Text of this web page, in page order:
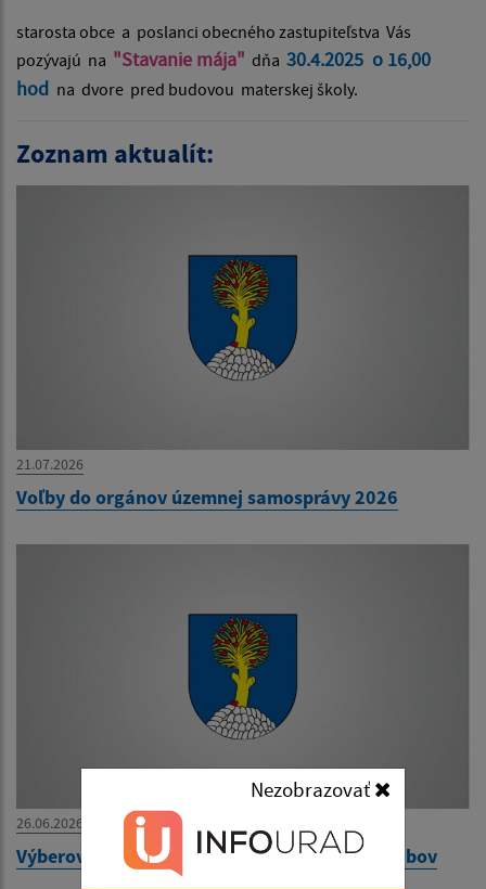
Nezobrazovať
starosta obce a poslanci obecného zastupiteľstva Vás
pozývajú na "Stavanie mája" dňa 30.4.2025 o 16,00
hod na dvore pred budovou materskej školy.
Zoznam aktualít:
21.07.2026
Voľby do orgánov územnej samosprávy 2026
26.06.2026
Výberové konanie - hlavný kontrolór obce Hrubov